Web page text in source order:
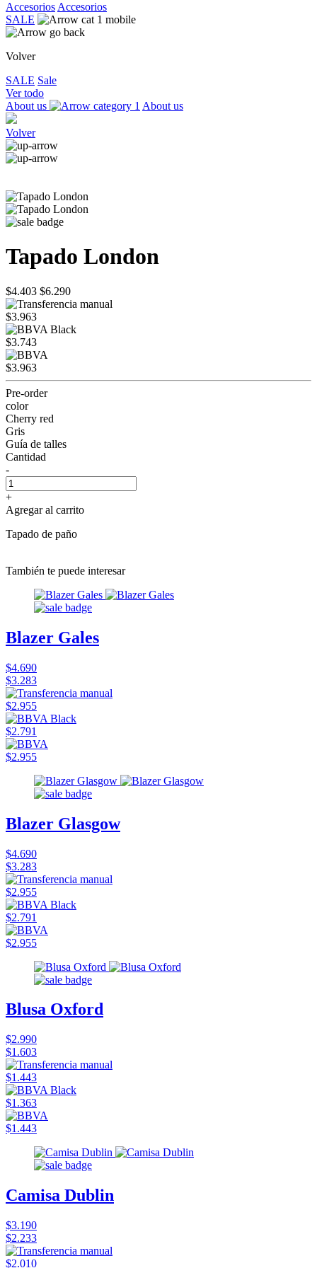
Accesorios Accesorios
SALE
Volver
SALE Sale
Ver todo
About us
About us
Volver
Tapado London
$4.403 $6.290
$3.963
$3.743
$3.963
Pre-order
color
Cherry red
Gris
Guía de talles
Cantidad
-
+
Agregar al carrito
Tapado de paño
También te puede interesar
Blazer Gales
$4.690
$3.283
$2.955
$2.791
$2.955
Blazer Glasgow
$4.690
$3.283
$2.955
$2.791
$2.955
Blusa Oxford
$2.990
$1.603
$1.443
$1.363
$1.443
Camisa Dublin
$3.190
$2.233
$2.010